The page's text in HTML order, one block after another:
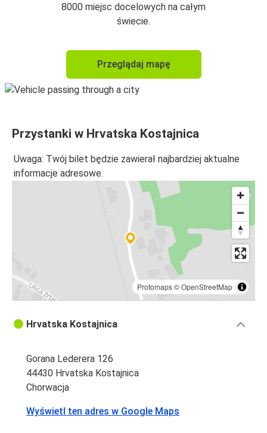
8000 miejsc docelowych na całym
świecie.
Przeglądaj mapę
Przystanki w Hrvatska Kostajnica
Uwaga: Twój bilet będzie zawierał najbardziej aktualne
informacje adresowe.
Protomaps©OpenStreetMap
Hrvatska Kostajnica
Gorana Lederera 126
44430 Hrvatska Kostajnica
Chorwacja
Wyświetl ten adres w Google Maps